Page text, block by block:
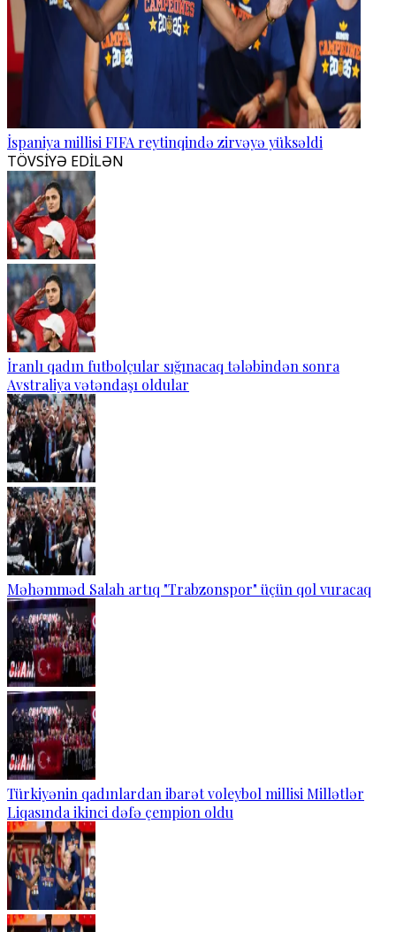
İspaniya millisi FIFA reytinqində zirvəyə yüksəldi
TÖVSİYƏ EDİLƏN
İranlı qadın futbolçular sığınacaq tələbindən sonra
Avstraliya vətəndaşı oldular
Məhəmməd Salah artıq "Trabzonspor" üçün qol vuracaq
Türkiyənin qadınlardan ibarət voleybol millisi Millətlər
Liqasında ikinci dəfə çempion oldu